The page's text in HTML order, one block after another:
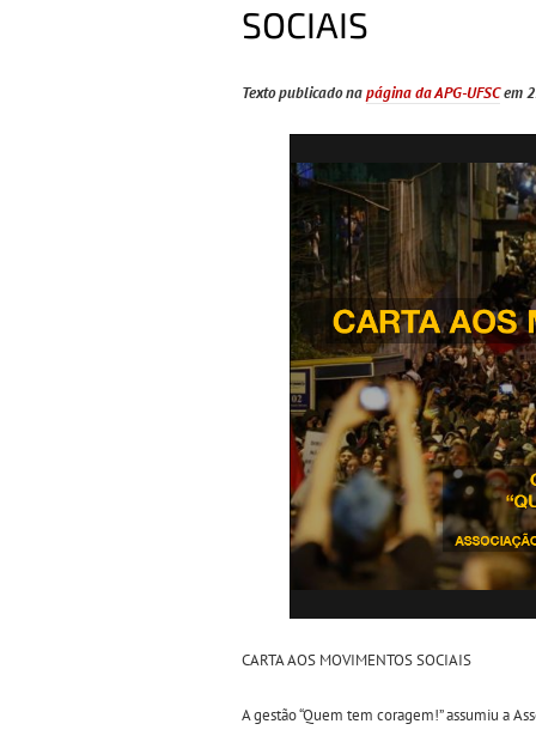
SOCIAIS
Texto publicado napágina da APG-UFSCem
CARTA AOS MOVIMENTOS SOCIAIS
A gestão “Quem tem coragem!” assumiu a